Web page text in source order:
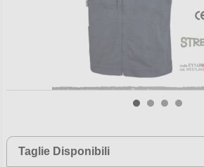
Taglie Disponibiliclick to collapse